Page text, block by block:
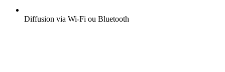
Diffusion via Wi-Fi ou Bluetooth